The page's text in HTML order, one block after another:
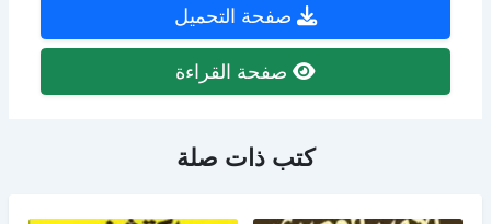
صفحة التحميل
صفحة القراءة
كتب ذات صلة